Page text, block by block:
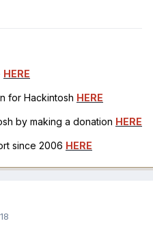
HERE
for Hackintosh HERE
by making a donation HERE
since 2006 HERE